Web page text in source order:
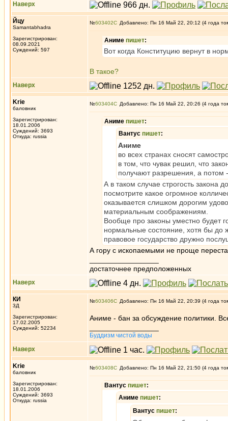
Наверх
Йцу
Samantabhadra
Зарегистрирован:
08.09.2021
Суждений: 597
№603402 Добавлено: Пн 16 Май 22, 20:12 (4 года
Аниме пишет:
Вот когда Конституцию вернут в
В такое?
Наверх
Krie
баловник
Зарегистрирован:
18.01.2006
Суждений: 3693
Откуда: russia
№603404 Добавлено: Пн 16 Май 22, 20:26 (4 года
Аниме пишет:
Вантус пишет:
Аниме
во всех странах сносят
в том, что чувак решил, что
получают разрешения, а потом -
А в таком случае строгость
посмотрите какое огромное
оказывается слишком дорогим
материальным соображениям.
Вообще про законы уместно будет
нормальные состояние, хотя бы до
правовое государство дружно
А гору с ископаемыми не проще
достаточнее предположенных
Наверх
КИ
3Д
Зарегистрирован:
17.02.2005
Суждений: 52234
№603406 Добавлено: Пн 16 Май 22, 20:39 (4 года
Аниме - бан за обсуждение политики.
Буддизм чистой воды
Наверх
Krie
баловник
Зарегистрирован:
18.01.2006
Суждений: 3693
Откуда: russia
№603408 Добавлено: Пн 16 Май 22, 21:50 (4 года
Вантус пишет:
Аниме пишет:
Вантус пишет: